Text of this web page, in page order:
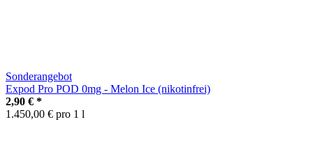
Sonderangebot
Expod Pro POD 0mg - Melon Ice (nikotinfrei)
2,90 € *
1.450,00 € pro 1 l